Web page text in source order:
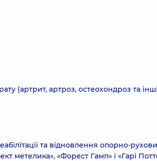
(артрит, артроз, остеохондроз та
та відновлення опорно-
метелика», «Форест Гамп» і «Гарі